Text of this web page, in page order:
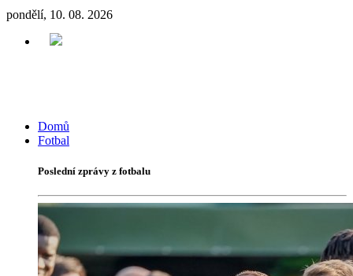
pondělí, 10. 08. 2026
Domů
Fotbal
Poslední zprávy z fotbalu